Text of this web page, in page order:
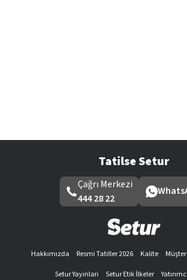
Tatilse Setur
Çağrı Merkezi
444 28 22
Hakkımızda Resmi Tatiller 2026 Kalite
Setur Yayınları
Setur Etik İlkeler